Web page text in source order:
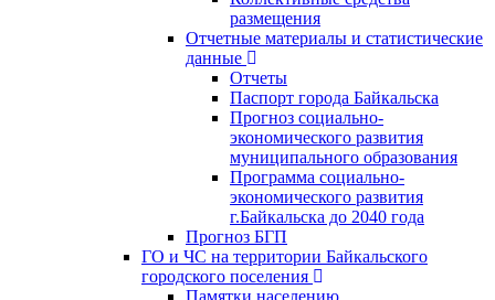
размещения
Отчетные материалы и статистические
данные
Отчеты
Паспорт города Байкальска
Прогноз социально-
экономического развития
муниципального образования
Программа социально-
экономического развития
г.Байкальска до 2040 года
Прогноз БГП
ГО и ЧС на территории Байкальского
городского поселения
Памятки населению